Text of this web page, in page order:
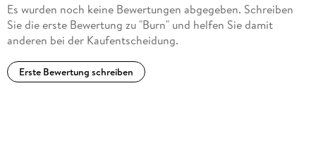
Es wurden noch keine Bewertungen abgegeben. Schreiben
Sie die erste Bewertung zu "Burn" und helfen Sie damit
anderen bei der Kaufentscheidung.
Erste Bewertung schreiben